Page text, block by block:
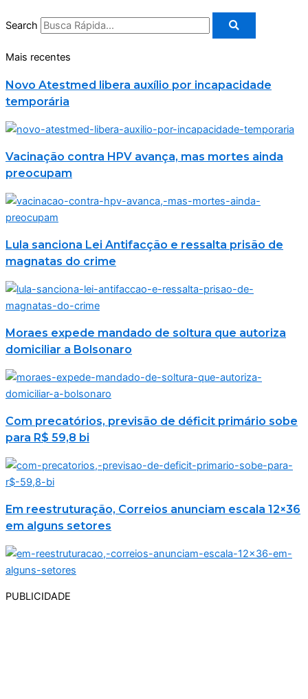
Search
Mais recentes
Novo Atestmed libera auxílio por incapacidade
temporária
Vacinação contra HPV avança, mas mortes ainda
preocupam
Lula sanciona Lei Antifacção e ressalta prisão de
magnatas do crime
Moraes expede mandado de soltura que autoriza
domiciliar a Bolsonaro
Com precatórios, previsão de déficit primário sobe
para R$ 59,8 bi
Em reestruturação, Correios anunciam escala 12×36
em alguns setores
PUBLICIDADE